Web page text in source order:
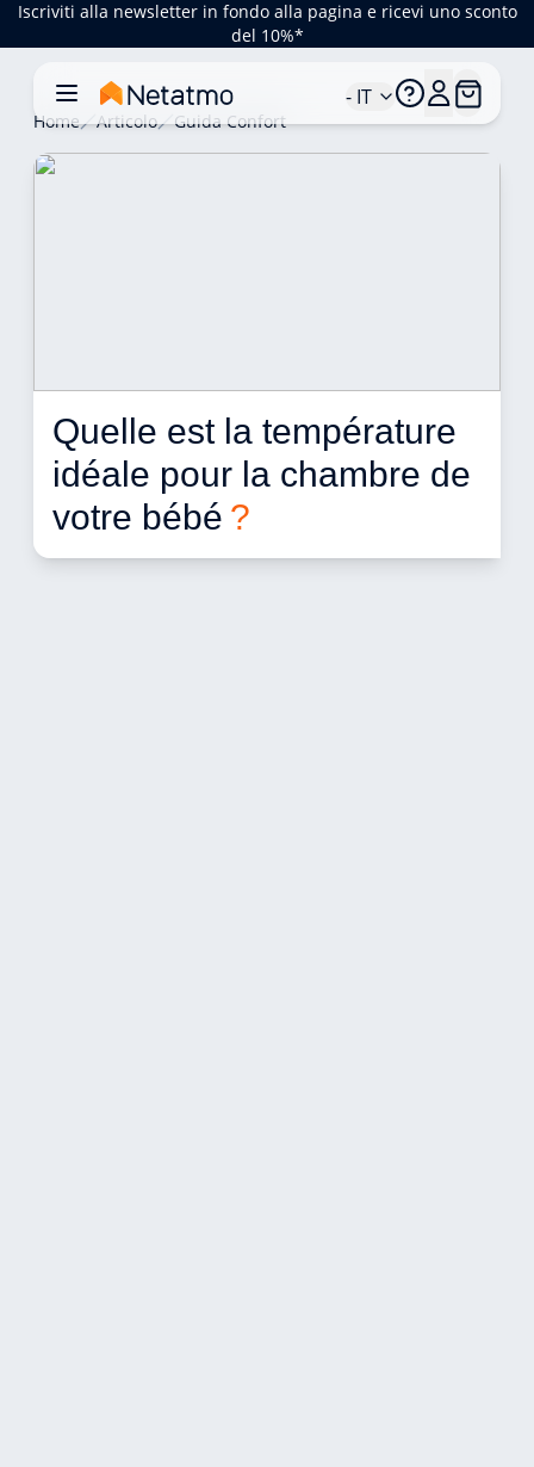
Iscriviti alla newsletter in fondo alla pagina e ricevi uno sconto
del 10%*
- IT
Home Articolo Guida Confort
Quelle est la température
idéale pour la chambre de
votre bébé ?